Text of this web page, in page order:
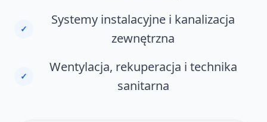
✓
Systemy instalacyjne i kanalizacja
zewnętrzna
✓
Wentylacja, rekuperacja i technika
sanitarna